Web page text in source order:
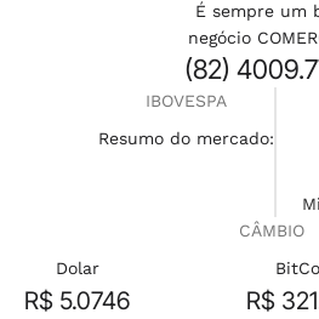
É sempre um
negócio
(82)
IBOVESPA
Resumo do mercado:
CÂMBIO
Dolar
R$ 5.0746 R$